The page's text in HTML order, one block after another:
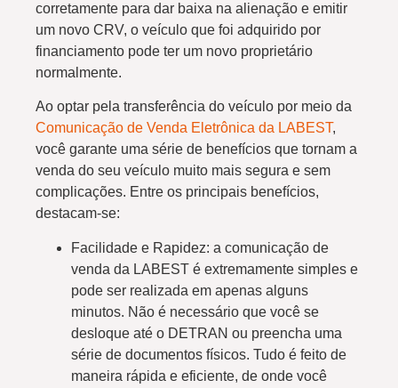
corretamente para dar baixa na alienação e emitir
um novo CRV, o veículo que foi adquirido por
financiamento pode ter um novo proprietário
normalmente.
Ao optar pela transferência do veículo por meio da
Comunicação de Venda Eletrônica da LABEST,
você garante uma série de benefícios que tornam a
venda do seu veículo muito mais segura e sem
complicações. Entre os principais benefícios,
destacam-se:
Facilidade e Rapidez: a comunicação de
venda da LABEST é extremamente simples e
pode ser realizada em apenas alguns
minutos. Não é necessário que você se
desloque até o DETRAN ou preencha uma
série de documentos físicos. Tudo é feito de
maneira rápida e eficiente, de onde você